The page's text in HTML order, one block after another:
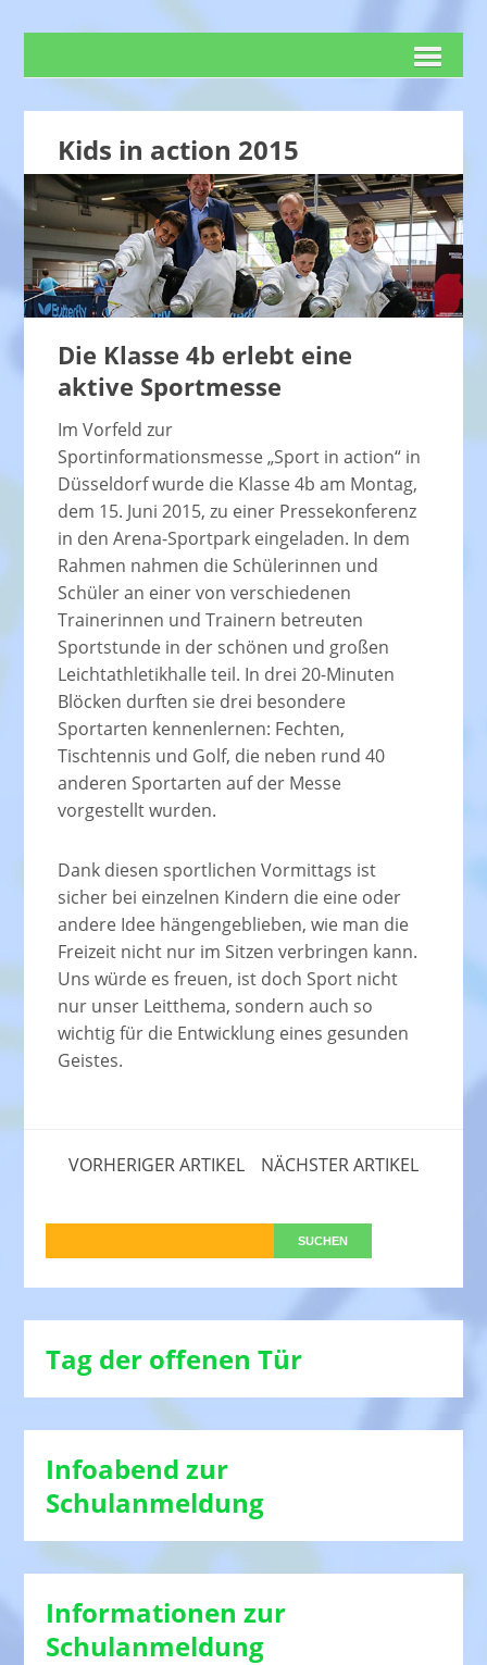
Kids in action 2015
Die Klasse 4b erlebt eine
aktive Sportmesse
Im Vorfeld zur
Sportinformationsmesse „Sport in action“ in
Düsseldorf wurde die Klasse 4b am Montag,
dem 15. Juni 2015, zu einer Pressekonferenz
in den Arena-Sportpark eingeladen. In dem
Rahmen nahmen die Schülerinnen und
Schüler an einer von verschiedenen
Trainerinnen und Trainern betreuten
Sportstunde in der schönen und großen
Leichtathletikhalle teil. In drei 20-Minuten
Blöcken durften sie drei besondere
Sportarten kennenlernen: Fechten,
Tischtennis und Golf, die neben rund 40
anderen Sportarten auf der Messe
vorgestellt wurden.
Dank diesen sportlichen Vormittags ist
sicher bei einzelnen Kindern die eine oder
andere Idee hängengeblieben, wie man die
Freizeit nicht nur im Sitzen verbringen kann.
Uns würde es freuen, ist doch Sport nicht
nur unser Leitthema, sondern auch so
wichtig für die Entwicklung eines gesunden
Geistes.
VORHERIGER ARTIKEL NÄCHSTER ARTIKEL
Tag der offenen Tür
Infoabend zur
Schulanmeldung
Informationen zur
Schulanmeldung